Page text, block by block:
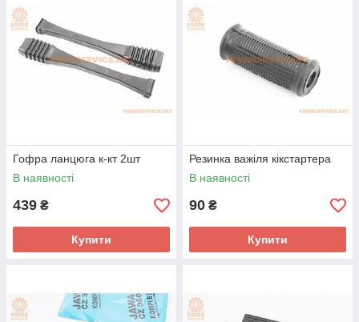
Гофра ланцюга к-кт 2шт
В наявності
439 ₴
Купити
Резинка важіля кікстартера
В наявності
90 ₴
Купити